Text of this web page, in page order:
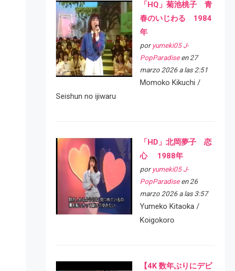
「HQ」菊池桃子 青
春のいじわる 1984
年
por yumeki05 J-
PopParadiseen 27
marzo 2026 a las 2:51
Momoko Kikuchi /
Seishun no ijiwaru
「HD」北岡夢子 恋
心 1988年
por yumeki05 J-
PopParadiseen 26
marzo 2026 a las 3:57
Yumeko Kitaoka /
Koigokoro
【4K 数年ぶりにデビ